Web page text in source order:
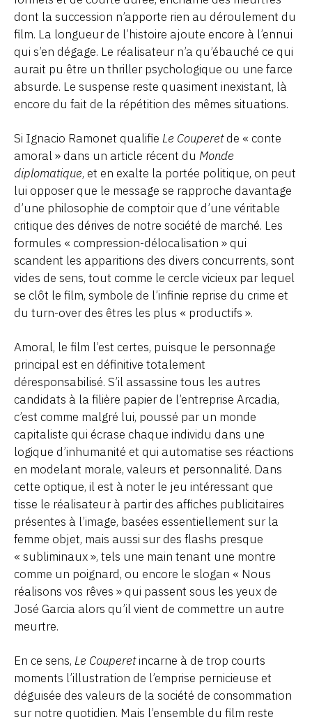
dont la succession n’apporte rien au déroulement du
film. La longueur de l’histoire ajoute encore à l’ennui
qui s’en dégage. Le réalisateur n’a qu’ébauché ce qui
aurait pu être un thriller psychologique ou une farce
absurde. Le suspense reste quasiment inexistant, là
encore du fait de la répétition des mêmes situations.
Si Ignacio Ramonet qualifie Le Couperetde « conte
amoral » dans un article récent du Monde
diplomatique, et en exalte la portée politique, on peut
lui opposer que le message se rapproche davantage
d’une philosophie de comptoir que d’une véritable
critique des dérives de notre société de marché. Les
formules « compression-délocalisation » qui
scandent les apparitions des divers concurrents, sont
vides de sens, tout comme le cercle vicieux par lequel
se clôt le film, symbole de l’infinie reprise du crime et
du turn-over des êtres les plus « productifs ».
Amoral, le film l’est certes, puisque le personnage
principal est en définitive totalement
déresponsabilisé. S’il assassine tous les autres
candidats à la filière papier de l’entreprise Arcadia,
c’est comme malgré lui, poussé par un monde
capitaliste qui écrase chaque individu dans une
logique d’inhumanité et qui automatise ses réactions
en modelant morale, valeurs et personnalité. Dans
cette optique, il est à noter le jeu intéressant que
tisse le réalisateur à partir des affiches publicitaires
présentes à l’image, basées essentiellement sur la
femme objet, mais aussi sur des flashs presque
« subliminaux », tels une main tenant une montre
comme un poignard, ou encore le slogan « Nous
réalisons vos rêves » qui passent sous les yeux de
José Garcia alors qu’il vient de commettre un autre
meurtre.
En ce sens, Le Couperetincarne à de trop courts
moments l’illustration de l’emprise pernicieuse et
déguisée des valeurs de la société de consommation
sur notre quotidien. Mais l’ensemble du film reste